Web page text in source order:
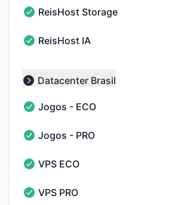
ReisHost Storage - Operacional
ReisHost Storage
ReisHost IA - Operacional
ReisHost IA
Collapse group
Datacenter Brasil
Jogos - ECO - Operacional
Jogos - ECO
Jogos - PRO - Operacional
Jogos - PRO
VPS ECO - Operacional
VPS ECO
VPS PRO - Operacional
VPS PRO